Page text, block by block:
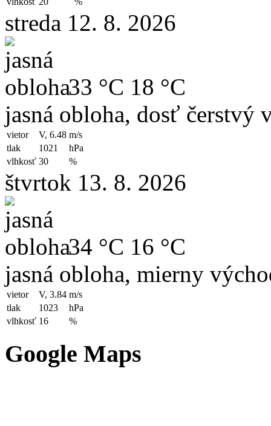
streda 12. 8. 2026
33 °C 18 °C
jasná obloha, dosť čerstvý
vietor V, 6.48 m/s
tlak
1021
hPa
vlhkosť 30 %
štvrtok 13. 8. 2026
34 °C 16 °C
jasná obloha, mierny
vietor V, 3.84 m/s
tlak
1023
hPa
vlhkosť 16 %
Google Maps